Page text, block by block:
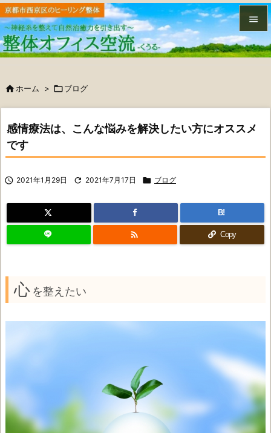


メニュ

 ホーム > ブログ
感情療法は、こんな悩みを解決したい方にオススメ
です
 2021年1月29日  2021年7月17日  ブログ
B!
 Copy
心 を整えたい